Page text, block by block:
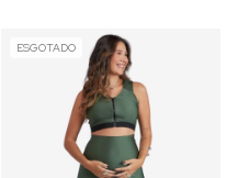
ESGOTADO